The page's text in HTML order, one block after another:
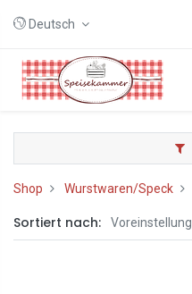
Deutsch
Shop Wurstwaren/Speck
Sortiert nach: Voreinstellung